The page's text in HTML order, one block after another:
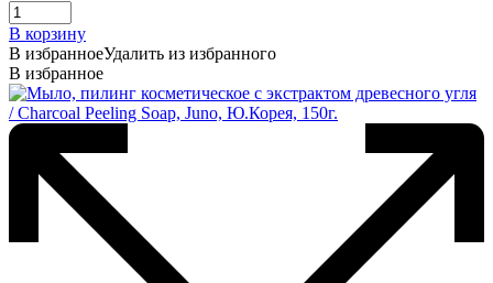
В корзину
В избранноеУдалить из избранного
В избранное